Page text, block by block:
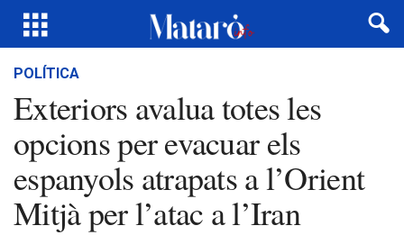
POLÍTICA
Exteriors avalua totes les
opcions per evacuar els
espanyols atrapats a l’Orient
Mitjà per l’atac a l’Iran